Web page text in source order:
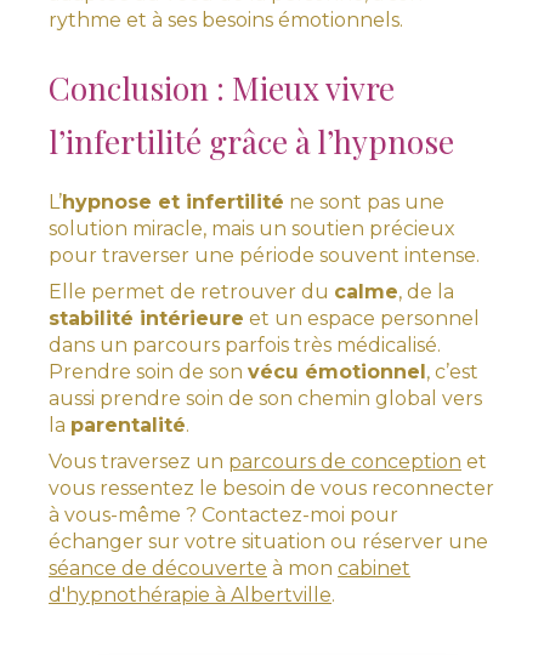
rythme et à ses besoins émotionnels.
Conclusion : Mieux vivre
l’infertilité grâce à l’hypnose
L’hypnose et infertilité ne sont pas une
solution miracle, mais un soutien précieux
pour traverser une période souvent intense.
Elle permet de retrouver du calme, de la
stabilité intérieure et un espace personnel
dans un parcours parfois très médicalisé.
Prendre soin de son vécu émotionnel, c’est
aussi prendre soin de son chemin global vers
la parentalité.
Vous traversez un parcours de conception et
vous ressentez le besoin de vous reconnecter
à vous-même ? Contactez-moi pour
échanger sur votre situation ou réserver une
séance de découverte à mon cabinet
d'hypnothérapie à Albertville.